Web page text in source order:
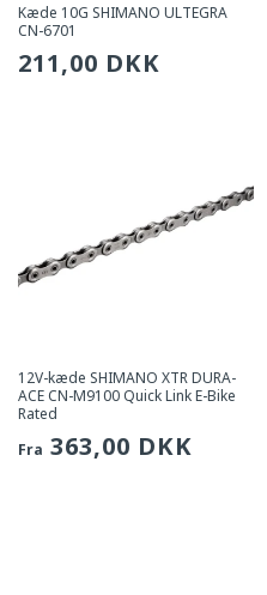
Kæde 10G SHIMANO ULTEGRA
CN-6701
Sædvanlig
211,00 DKK
12V-kæde SHIMANO XTR DURA-
ACE CN-M9100 Quick Link E-Bike
Rated
Sædvanlig
Fra 363,00 DKK